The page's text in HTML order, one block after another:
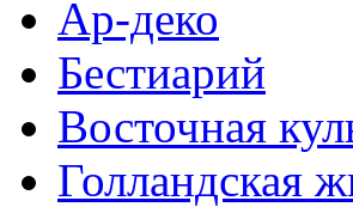
Ар-деко
Бестиарий
Восточная
Голландская